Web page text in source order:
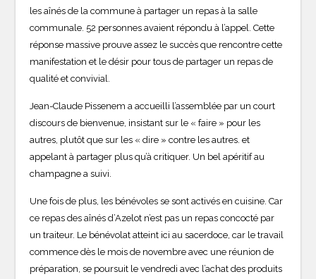
les aînés de la commune à partager un repas à la salle
communale. 52 personnes avaient répondu à l’appel. Cette
réponse massive prouve assez le succès que rencontre cette
manifestation et le désir pour tous de partager un repas de
qualité et convivial.
Jean-Claude Pissenem a accueilli l’assemblée par un court
discours de bienvenue, insistant sur le « faire » pour les
autres, plutôt que sur les « dire » contre les autres. et
appelant à partager plus qu’à critiquer. Un bel apéritif au
champagne a suivi.
Une fois de plus, les bénévoles se sont activés en cuisine. Car
ce repas des aînés d’Azelot n’est pas un repas concocté par
un traiteur. Le bénévolat atteint ici au sacerdoce, car le travail
commence dès le mois de novembre avec une réunion de
préparation, se poursuit le vendredi avec l’achat des produits